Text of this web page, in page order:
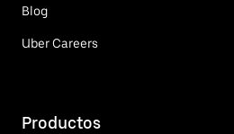
Blog
Uber Careers
Productos